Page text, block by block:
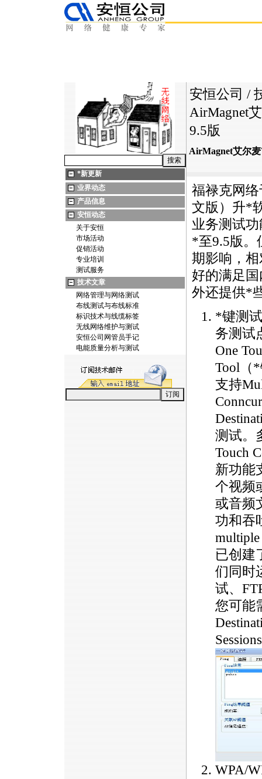
*新更新
业界动态
产品信息
安恒动态
关于安恒
市场活动
促销活动
专业培训
测试服务
技术文章
网络管理与网络测试
布线测试与布线标准
标识技术与线缆标签
无线网络维护与测试
安恒公司网管员手记
电能质量分析与测试
安恒公司 /
AirMagnet
9.5版
AirMagnet艾尔
福禄克网
文版）升*
业务测试
*至9.5版。
期影响，
好的满足
外还提供*
*键测
务测试
One
Tool（*
支持
测试。
Touch
新功能
个视频
或音频
功和吞
已创建
们同时
试、
您可能
WPA/